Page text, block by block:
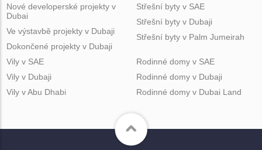
Nové developerské projekty v
Dubai
Ve výstavbě projekty v Dubaji
Dokončené projekty v Dubaji
Střešní byty v SAE
Střešní byty v Dubaji
Střešní byty v Palm Jumeirah
Vily v SAE
Vily v Dubaji
Vily v Abu Dhabi
Rodinné domy v SAE
Rodinné domy v Dubaji
Rodinné domy v Dubai Land